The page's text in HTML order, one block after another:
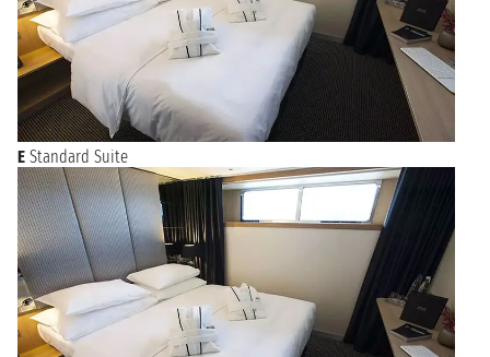
E Standard Suite